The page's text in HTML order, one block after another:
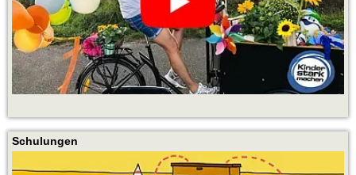
Schulungen